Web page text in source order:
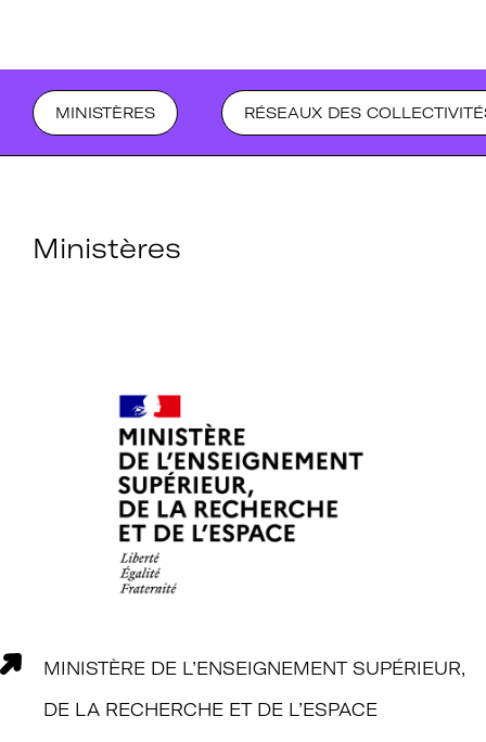
Rejoignez le réseau A+U+C
Téléchargez le bulletin
MINISTÈRES RÉSEAUX DES
Ministères
MINISTÈRE DE L’ENSEIGNEMENT SUPÉRIEUR,
DE LA RECHERCHE ET DE L’ESPACE